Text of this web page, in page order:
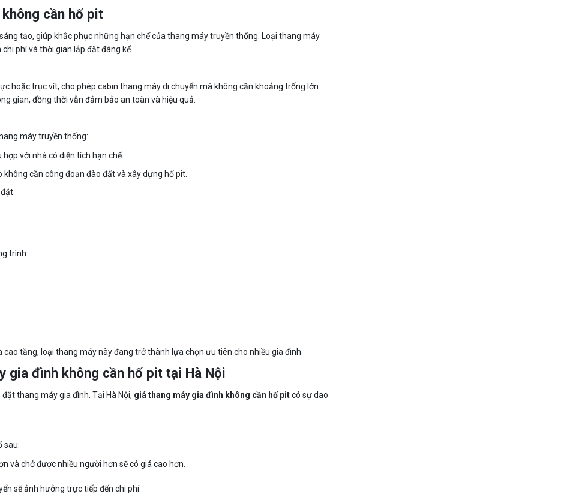
cần hố pit
tạo, giúp khắc phục những hạn chế của thang máy truyền thống. Loại thang máy
phí và thời gian lắp đặt đáng kể.
hoặc trục vít, cho phép cabin thang máy di chuyển mà không cần khoảng trống lớn
gian, đồng thời vẫn đảm bảo an toàn và hiệu quả.
máy truyền thống:
với nhà có diện tích hạn chế.
cần công đoạn đào đất và xây dựng hố pit.
trình:
cao tầng, loại thang máy này đang trở thành lựa chọn ưu tiên cho nhiều gia đình.
gia đình không cần hố pit tại Hà Nội
thang máy gia đình. Tại Hà Nội, giá thang máy gia đình không cần hố pitcó sự dao
sau:
và chở được nhiều người hơn sẽ có giá cao hơn.
sẽ ảnh hưởng trực tiếp đến chi phí.